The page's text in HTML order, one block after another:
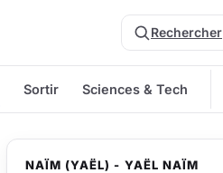
Rechercher
Sortir Sciences & Tech
NAÏM (YAËL) - YAËL NAÏM